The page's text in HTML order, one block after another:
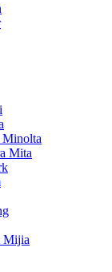
Minolta
Mita
Mijia